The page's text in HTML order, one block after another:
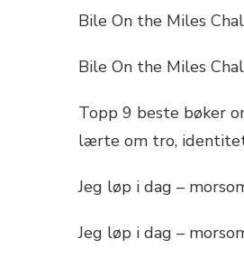
Bile On the Miles
Bile On the Miles
Topp 9 beste bøker
lærte om tro,
Jeg løp i dag –
Jeg løp i dag –